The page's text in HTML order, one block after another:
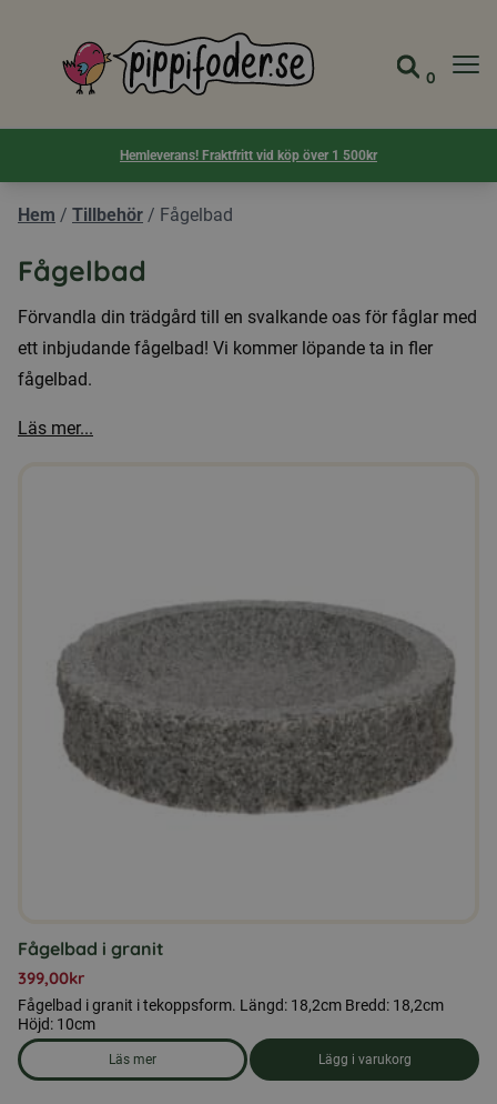
Pippifoder logotyp Gå till
Visa
0
Hemleverans! Fraktfritt vid köp över 1 500kr
Hem / Tillbehör / Fågelbad
Fågelbad
Förvandla din trädgård till en svalkande oas för fåglar med
ett inbjudande fågelbad! Vi kommer löpande ta in fler
fågelbad.
Läs mer...
Fågelbad i granit
399,00kr
Fågelbad i granit i tekoppsform. Längd: 18,2cm Bredd: 18,2cm
Höjd: 10cm
Läs mer
om produkten Fågelbad i granit
Lägg i varukorg